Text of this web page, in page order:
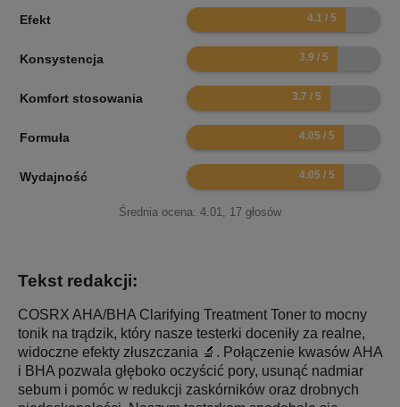
Efekt 8.2
Konsystencja 7.8
Komfort stosowania 7.4
Formuła 8.1
Wydajność 8.1
Średnia ocena: 4.01 17 głosów
Tekst redakcji:
COSRX AHA/BHA Clarifying Treatment Toner to mocny
tonik na trądzik, który nasze testerki doceniły za realne,
widoczne efekty złuszczania 🔬. Połączenie kwasów AHA
i BHA pozwala głęboko oczyścić pory, usunąć nadmiar
sebum i pomóc w redukcji zaskórników oraz drobnych